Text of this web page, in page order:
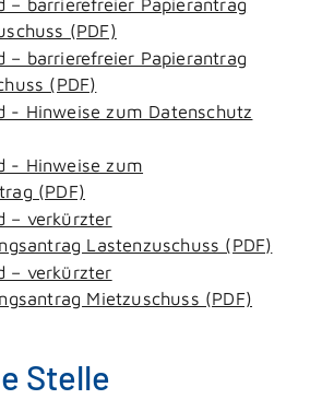
(PDF)
– barrierefreier Papierantrag
(PDF)
- Hinweise zum Datenschutz
- Hinweise zum
(PDF)
– verkürzter
Lastenzuschuss (PDF)
– verkürzter
Mietzuschuss (PDF)
Stelle